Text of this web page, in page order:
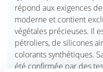
répond aux exigences
moderne et contient
végétales précieuses. Il
pétroliers, de silicones
colorants synthétiques.
été confirmée par des